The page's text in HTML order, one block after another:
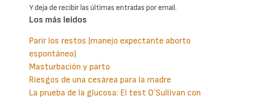
Y deja de recibir las últimas entradas por email.
Los más leidos
Parir los restos (manejo expectante aborto
espontáneo)
Masturbación y parto
Riesgos de una cesárea para la madre
La prueba de la glucosa: El test O´Sullivan con